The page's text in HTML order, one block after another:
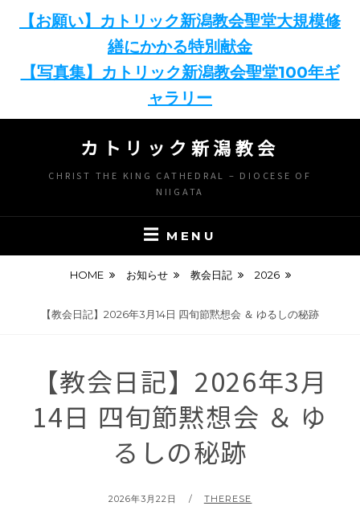
【お願い】カトリック新潟教会聖堂大規模修
繕にかかる特別献金
【写真集】カトリック新潟教会聖堂100年ギ
ャラリー
content
カトリック新潟教会
CHRIST THE KING CATHEDRAL – DIOCESE OF
NIIGATA
MENU
HOME お知らせ 教会日記 2026
【教会日記】2026年3月14日 四旬節黙想会 ＆ ゆるしの秘跡
【教会日記】2026年3月
14日 四旬節黙想会 ＆ ゆ
るしの秘跡
POSTED
2026年3月22日 BY
THERESE